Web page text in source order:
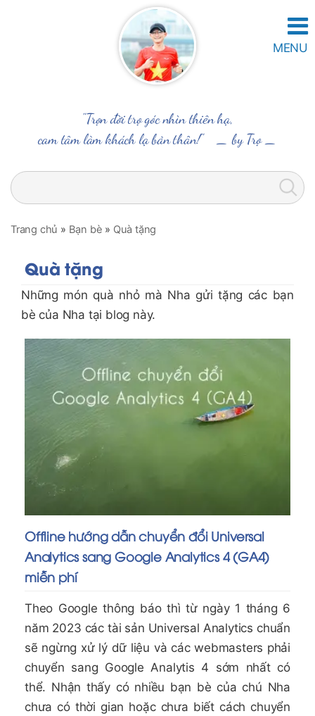
"Trọn đời trọ góc nhìn thiên hạ,
cam tâm làm khách lạ bản thân!" _by Trọ_
MENU
Trang chủ » Bạn bè » Quà tặng
Quà tặng
Những món quà nhỏ mà Nha gửi tặng các bạn
bè của Nha tại blog này.
Offline hướng dẫn chuyển đổi Universal
Analytics sang Google Analytics 4 (GA4)
miễn phí
Theo Google thông báo thì từ ngày 1 tháng 6
năm 2023 các tài sản Universal Analytics chuẩn
sẽ ngừng xử lý dữ liệu và các webmasters phải
chuyển sang Google Analytis 4 sớm nhất có
thể. Nhận thấy có nhiều bạn bè của chú Nha
chưa có thời gian hoặc chưa biết cách chuyển